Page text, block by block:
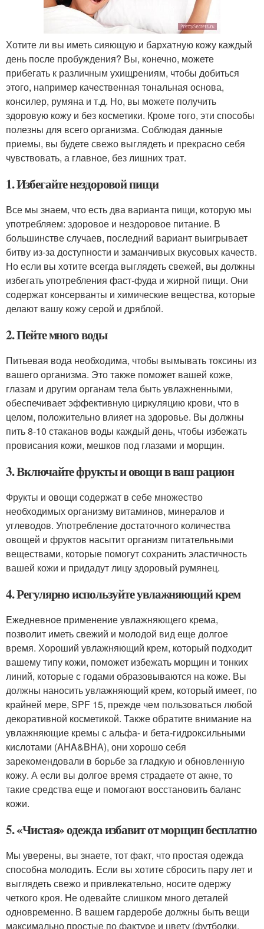
Хотите ли вы иметь сияющую и бархатную кожу каждый
день после пробуждения? Вы, конечно, можете
прибегать к различным ухищрениям, чтобы добиться
этого, например качественная тональная основа,
консилер, румяна и т.д. Но, вы можете получить
здоровую кожу и без косметики. Кроме того, эти способы
полезны для всего организма. Соблюдая данные
приемы, вы будете свежо выглядеть и прекрасно себя
чувствовать, а главное, без лишних трат.
1. Избегайте нездоровой пищи
Все мы знаем, что есть два варианта пищи, которую мы
употребляем: здоровое и нездоровое питание. В
большинстве случаев, последний вариант выигрывает
битву из-за доступности и заманчивых вкусовых качеств.
Но если вы хотите всегда выглядеть свежей, вы должны
избегать употребления фаст-фуда и жирной пищи. Они
содержат консерванты и химические вещества, которые
делают вашу кожу серой и дряблой.
2. Пейте много воды
Питьевая вода необходима, чтобы вымывать токсины из
вашего организма. Это также поможет вашей коже,
глазам и другим органам тела быть увлажненными,
обеспечивает эффективную циркуляцию крови, что в
целом, положительно влияет на здоровье. Вы должны
пить 8-10 стаканов воды каждый день, чтобы избежать
провисания кожи, мешков под глазами и морщин.
3. Включайте фрукты и овощи в ваш рацион
Фрукты и овощи содержат в себе множество
необходимых организму витаминов, минералов и
углеводов. Употребление достаточного количества
овощей и фруктов насытит организм питательными
веществами, которые помогут сохранить эластичность
вашей кожи и придадут лицу здоровый румянец.
4. Регулярно используйте увлажняющий крем
Ежедневное применение увлажняющего крема,
позволит иметь свежий и молодой вид еще долгое
время. Хороший увлажняющий крем, который подходит
вашему типу кожи, поможет избежать морщин и тонких
линий, которые с годами образовываются на коже. Вы
должны наносить увлажняющий крем, который имеет, по
крайней мере, SPF 15, прежде чем пользоваться любой
декоративной косметикой. Также обратите внимание на
увлажняющие кремы с альфа- и бета-гидроксильными
кислотами (AHA&BHA), они хорошо себя
зарекомендовали в борьбе за гладкую и обновленную
кожу. А если вы долгое время страдаете от акне, то
такие средства еще и помогают восстановить баланс
кожи.
5. «Чистая» одежда избавит от морщин бесплатно
Мы уверены, вы знаете, тот факт, что простая одежда
способна молодить. Если вы хотите сбросить пару лет и
выглядеть свежо и привлекательно, носите одержу
четкого кроя. Не одевайте слишком много деталей
одновременно. В вашем гардеробе должны быть вещи
максимально простые по фактуре и цвету (футболки,